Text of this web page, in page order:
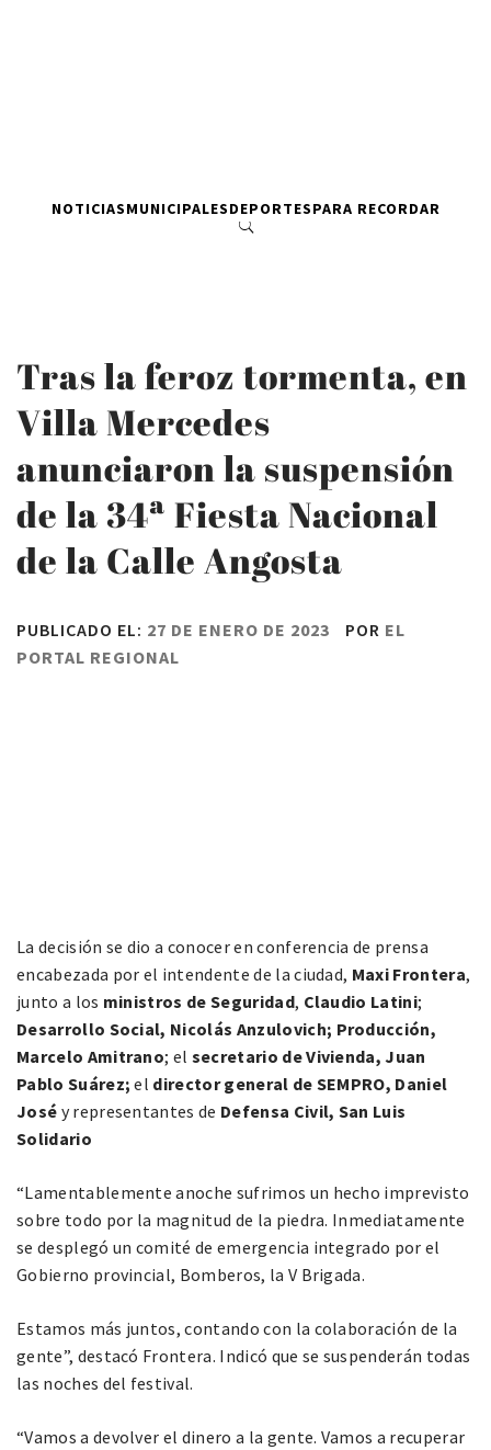
NOTICIASMUNICIPALESDEPORTESPARA RECORDAR
Tras la feroz tormenta, en
Villa Mercedes
anunciaron la suspensión
de la 34ª Fiesta Nacional
de la Calle Angosta
PUBLICADO EL: 27 DE ENERO DE 2023 POR EL
PORTAL REGIONAL
La decisión se dio a conocer en conferencia de prensa
encabezada por el intendente de la ciudad, Maxi Frontera,
junto a los ministros de Seguridad, Claudio Latini;
Desarrollo Social, Nicolás Anzulovich; Producción,
Marcelo Amitrano; el secretario de Vivienda, Juan
Pablo Suárez; el director general de SEMPRO, Daniel
José y representantes de Defensa Civil, San Luis
Solidario
“Lamentablemente anoche sufrimos un hecho imprevisto
sobre todo por la magnitud de la piedra. Inmediatamente
se desplegó un comité de emergencia integrado por el
Gobierno provincial, Bomberos, la V Brigada.
Estamos más juntos, contando con la colaboración de la
gente”, destacó Frontera. Indicó que se suspenderán todas
las noches del festival.
“Vamos a devolver el dinero a la gente. Vamos a recuperar